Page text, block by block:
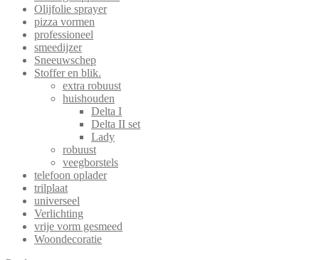
Olijfolie sprayer
pizza vormen
professioneel
smeedijzer
Sneeuwschep
Stoffer en blik.
extra robuust
huishouden
Delta I
Delta II set
Lady
robuust
veegborstels
telefoon oplader
trilplaat
universeel
Verlichting
vrije vorm gesmeed
Woondecoratie